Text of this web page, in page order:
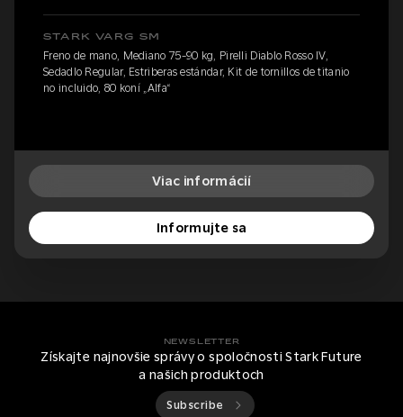
STARK VARG SM
Freno de mano, Mediano 75-90 kg, Pirelli Diablo Rosso IV,
Sedadlo Regular, Estriberas estándar, Kit de tornillos de titanio
no incluido, 80 koní „Alfa“
Viac informácií
Informujte sa
NEWSLETTER
Získajte najnovšie správy o spoločnosti Stark Future
a našich produktoch
Subscribe